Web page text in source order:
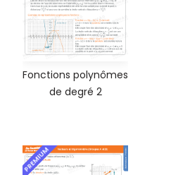
Fonctions polynômes
de degré 2
PREMIUM